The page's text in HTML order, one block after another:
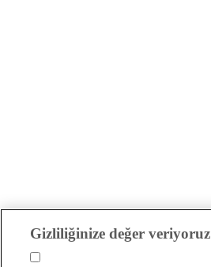
Gizliliğinize değer veriyoruz